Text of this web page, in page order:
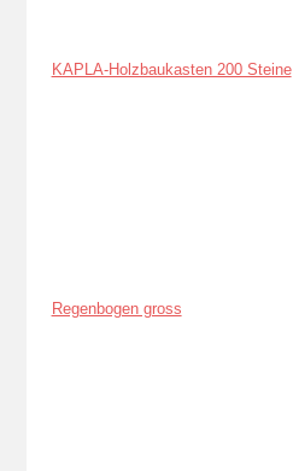
KAPLA-Holzbaukasten 200 Steine
Regenbogen gross